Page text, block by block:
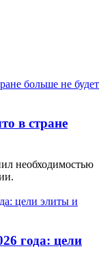
в стране
необходимостью
года: цели